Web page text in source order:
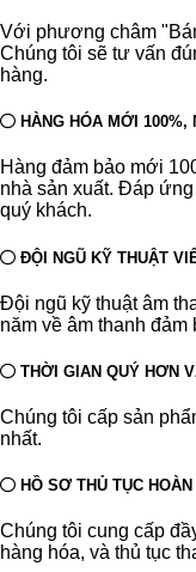
Với phương châm
Chúng tôi sẽ tư vấn
hàng.
HÀNG HÓA MỚI 100%,
Hàng đảm bảo mới
nhà sản xuất. Đáp
quý khách.
ĐỘI NGŨ KỸ THUẬT
Đội ngũ kỹ thuật âm
năm về âm thanh
THỜI GIAN QUÝ HƠN
Chúng tôi cấp sản
nhất.
HỒ SƠ THỦ TỤC HOÀN
Chúng tôi cung cấp
hàng hóa, và thủ tục